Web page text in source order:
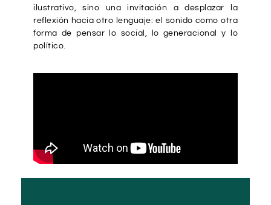
ilustrativo, sino una invitación a desplazar la
reflexión hacia otro lenguaje: el sonido como otra
forma de pensar lo social, lo generacional y lo
político.